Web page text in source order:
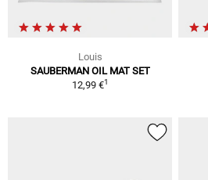
Louis
SAUBERMAN OIL MAT SET
12,99 €1